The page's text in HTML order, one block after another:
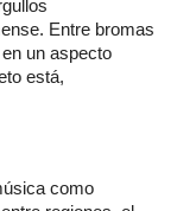
Entre bromas
un aspecto
está,
como